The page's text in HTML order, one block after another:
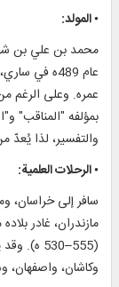
• المولد:
محمد بن علي بن
عام 489ه
عمره. وعلى
بمؤلفه "المناقب"
والتفسير، لذا يُعدّ
• الرحلات العلمية:
سافر إلى خراسان،
مازندران، غادر
وکاشان، واصفهان،